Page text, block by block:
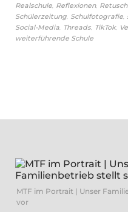
Realschule, Reflexionen,
Schülerzeitung, Schulfotografie,
Social-Media, Threads, TikTok,
weiterführende Schule
MTF im Portrait | Unser
vor